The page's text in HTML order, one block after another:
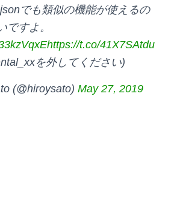
でも類似の機能が使えるの
ですよ。
https://t.co/41X7SAtdu
を外してください)
(@hiroysato) May 27, 2019